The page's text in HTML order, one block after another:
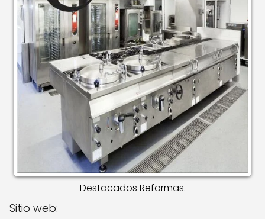
Destacados Reformas.
Sitio web: